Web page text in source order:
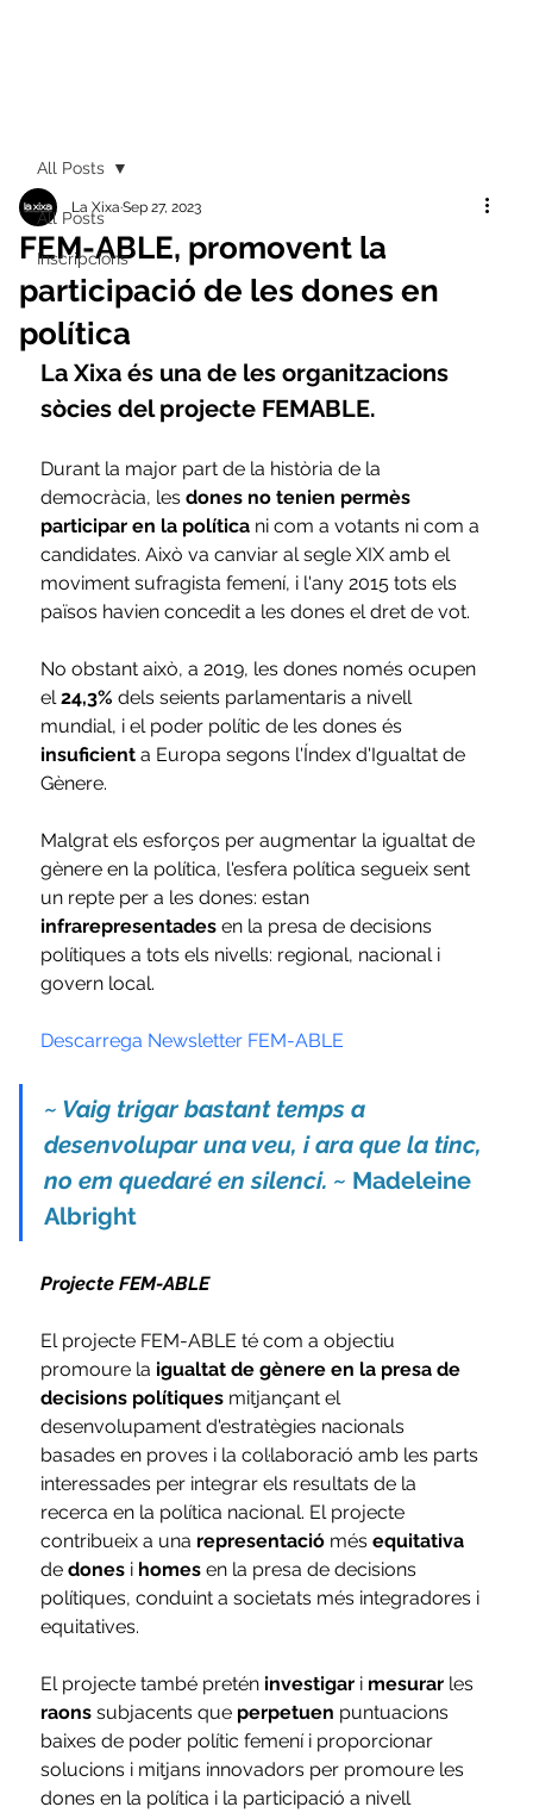
All Posts
Inscripcions
All Posts
FEM-ABLE, promovent la
participació de les dones en
política
La XixaSep 27, 2023
La Xixa és una de les organitzacions
sòcies del projecte FEMABLE.
Durant la major part de la història de la
democràcia, les dones no tenien permès
participar en la política ni com a votants ni com a
candidates. Això va canviar al segle XIX amb el
moviment sufragista femení, i l'any 2015 tots els
països havien concedit a les dones el dret de vot.
No obstant això, a 2019, les dones només ocupen
el 24,3% dels seients parlamentaris a nivell
mundial, i el poder polític de les dones és
insuficient a Europa segons l'Índex d'Igualtat de
Gènere.
Malgrat els esforços per augmentar la igualtat de
gènere en la política, l'esfera política segueix sent
un repte per a les dones: estan
infrarepresentades en la presa de decisions
polítiques a tots els nivells: regional, nacional i
govern local.
Descarrega Newsletter FEM-ABLE
~ Vaig trigar bastant temps a
desenvolupar una veu, i ara que la tinc,
no em quedaré en silenci. ~ Madeleine
Albright
Projecte FEM-ABLE
El projecte FEM-ABLE té com a objectiu
promoure la igualtat de gènere en la presa de
decisions polítiques mitjançant el
desenvolupament d'estratègies nacionals
basades en proves i la col·laboració amb les parts
interessades per integrar els resultats de la
recerca en la política nacional. El projecte
contribueix a una representació més equitativa
de dones i homes en la presa de decisions
polítiques, conduint a societats més integradores i
equitatives.
El projecte també pretén investigar i mesurar les
raons subjacents que perpetuen puntuacions
baixes de poder polític femení i proporcionar
solucions i mitjans innovadors per promoure les
dones en la política i la participació a nivell